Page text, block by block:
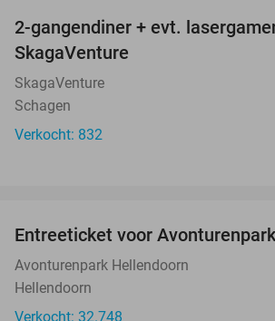
2-gangendiner + evt.
SkagaVenture
SkagaVenture
Schagen
Verkocht: 832
Entreeticket voor
Avonturenpark Hellendoorn
Hellendoorn
Verkocht: 32.748